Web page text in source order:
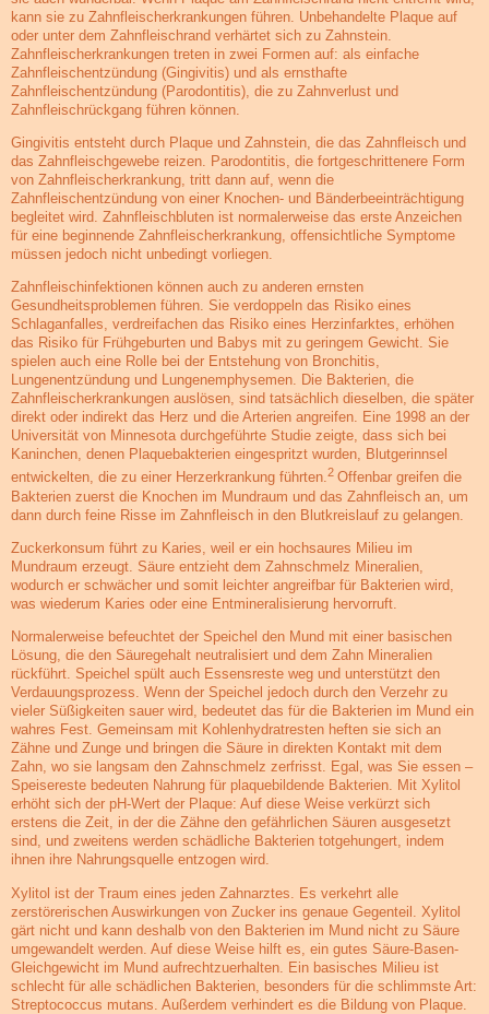
kann sie zu Zahnfleischerkrankungen führen. Unbehandelte Plaque auf
oder unter dem Zahnfleischrand verhärtet sich zu Zahnstein.
Zahnfleischerkrankungen treten in zwei Formen auf: als einfache
Zahnfleischentzündung (Gingivitis) und als ernsthafte
Zahnfleischentzündung (Parodontitis), die zu Zahnverlust und
Zahnfleischrückgang führen können.
Gingivitis entsteht durch Plaque und Zahnstein, die das Zahnfleisch und
das Zahnfleischgewebe reizen. Parodontitis, die fortgeschrittenere Form
von Zahnfleischerkrankung, tritt dann auf, wenn die
Zahnfleischentzündung von einer Knochen- und Bänderbeeinträchtigung
begleitet wird. Zahnfleischbluten ist normalerweise das erste Anzeichen
für eine beginnende Zahnfleischerkrankung, offensichtliche Symptome
müssen jedoch nicht unbedingt vorliegen.
Zahnfleischinfektionen können auch zu anderen ernsten
Gesundheitsproblemen führen. Sie verdoppeln das Risiko eines
Schlaganfalles, verdreifachen das Risiko eines Herzinfarktes, erhöhen
das Risiko für Frühgeburten und Babys mit zu geringem Gewicht. Sie
spielen auch eine Rolle bei der Entstehung von Bronchitis,
Lungenentzündung und Lungenemphysemen. Die Bakterien, die
Zahnfleischerkrankungen auslösen, sind tatsächlich dieselben, die später
direkt oder indirekt das Herz und die Arterien angreifen. Eine 1998 an der
Universität von Minnesota durchgeführte Studie zeigte, dass sich bei
Kaninchen, denen Plaquebakterien eingespritzt wurden, Blutgerinnsel
entwickelten, die zu einer Herzerkrankung führten.2 Offenbar greifen die
Bakterien zuerst die Knochen im Mundraum und das Zahnfleisch an, um
dann durch feine Risse im Zahnfleisch in den Blutkreislauf zu gelangen.
Zuckerkonsum führt zu Karies, weil er ein hochsaures Milieu im
Mundraum erzeugt. Säure entzieht dem Zahnschmelz Mineralien,
wodurch er schwächer und somit leichter angreifbar für Bakterien wird,
was wiederum Karies oder eine Entmineralisierung hervorruft.
Normalerweise befeuchtet der Speichel den Mund mit einer basischen
Lösung, die den Säuregehalt neutralisiert und dem Zahn Mineralien
rückführt. Speichel spült auch Essensreste weg und unterstützt den
Verdauungsprozess. Wenn der Speichel jedoch durch den Verzehr zu
vieler Süßigkeiten sauer wird, bedeutet das für die Bakterien im Mund ein
wahres Fest. Gemeinsam mit Kohlenhydratresten heften sie sich an
Zähne und Zunge und bringen die Säure in direkten Kontakt mit dem
Zahn, wo sie langsam den Zahnschmelz zerfrisst. Egal, was Sie essen –
Speisereste bedeuten Nahrung für plaquebildende Bakterien. Mit Xylitol
erhöht sich der pH-Wert der Plaque: Auf diese Weise verkürzt sich
erstens die Zeit, in der die Zähne den gefährlichen Säuren ausgesetzt
sind, und zweitens werden schädliche Bakterien totgehungert, indem
ihnen ihre Nahrungsquelle entzogen wird.
Xylitol ist der Traum eines jeden Zahnarztes. Es verkehrt alle
zerstörerischen Auswirkungen von Zucker ins genaue Gegenteil. Xylitol
gärt nicht und kann deshalb von den Bakterien im Mund nicht zu Säure
umgewandelt werden. Auf diese Weise hilft es, ein gutes Säure-Basen-
Gleichgewicht im Mund aufrechtzuerhalten. Ein basisches Milieu ist
schlecht für alle schädlichen Bakterien, besonders für die schlimmste Art:
Streptococcus mutans. Außerdem verhindert es die Bildung von Plaque.